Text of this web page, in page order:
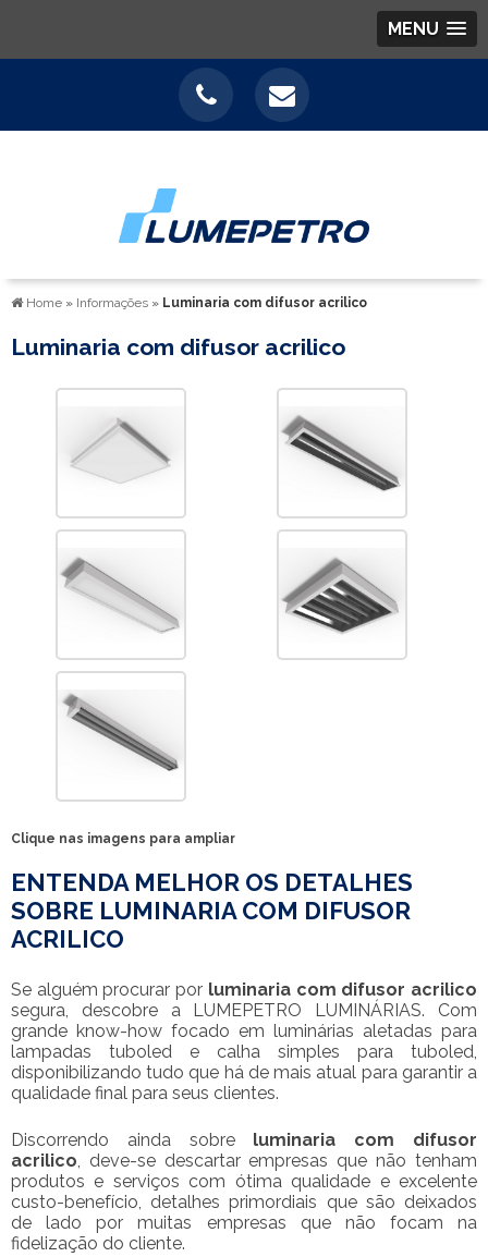
MENU
Home » Informações » Luminaria com difusor acrilico
Luminaria com difusor acrilico
Clique nas imagens para ampliar
ENTENDA MELHOR OS DETALHES
SOBRE LUMINARIA COM DIFUSOR
ACRILICO
Se alguém procurar por luminaria com difusor acrilico
segura, descobre a LUMEPETRO LUMINÁRIAS. Com
grande know-how focado em luminárias aletadas para
lampadas tuboled e calha simples para tuboled,
disponibilizando tudo que há de mais atual para garantir a
qualidade final para seus clientes.
Discorrendo ainda sobre luminaria com difusor
acrilico, deve-se descartar empresas que não tenham
produtos e serviços com ótima qualidade e excelente
custo-benefício, detalhes primordiais que são deixados
de lado por muitas empresas que não focam na
fidelização do cliente.